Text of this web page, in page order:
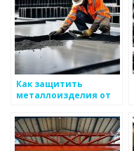
Как защитить
металлоизделия от
внешней среды